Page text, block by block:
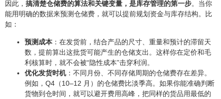
因此， 搞清楚仓储费的算法和关键变量，是库存管理的第一步。当你
能用明确的数据来预测仓储费，就可以提前规划资金与库存结构。比
如：
预测成本 ：在发货前，结合产品的尺寸、重量和预计的滞留天
数，提前算出这批货可能产生的仓储支出。这样你在定价和毛
利核算时，就不会被“隐性成本”击穿利润。
优化发货时机：不同月份、不同存储周期的仓储费存在差异。
例如，Q4（10–12 月）的仓储费比淡季高。如果你能准确判断
货物到仓时间，就可以避开费用高峰，把同样的货品用最低的